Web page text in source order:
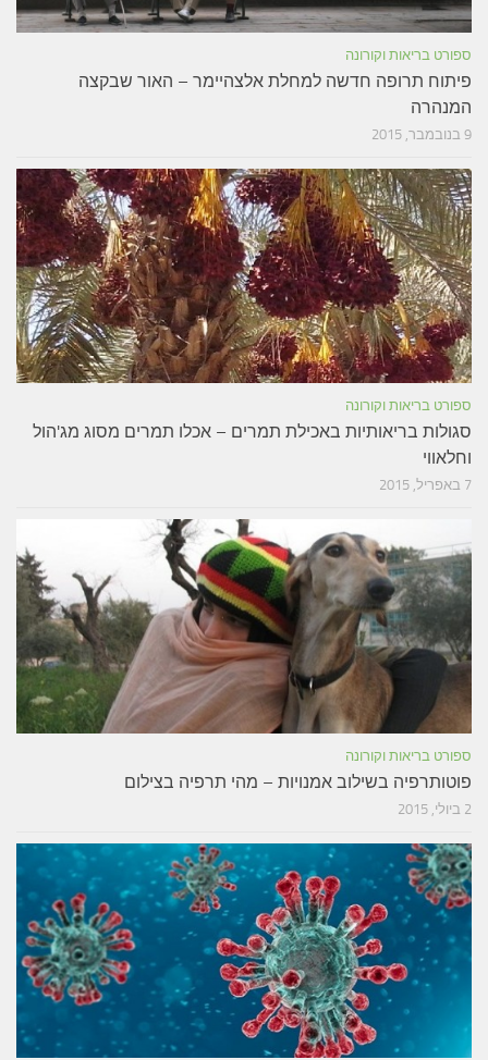
ספורט בריאות וקורונה
פיתוח תרופה חדשה למחלת אלצהיימר – האור שבקצה
המנהרה
9 בנובמבר, 2015
ספורט בריאות וקורונה
סגולות בריאותיות באכילת תמרים – אכלו תמרים מסוג מג'הול
וחלאווי
7 באפריל, 2015
ספורט בריאות וקורונה
פוטותרפיה בשילוב אמנויות – מהי תרפיה בצילום
2 ביולי, 2015